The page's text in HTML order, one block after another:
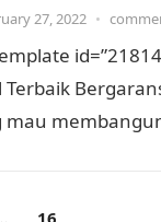
27, 2022 •
mau
16